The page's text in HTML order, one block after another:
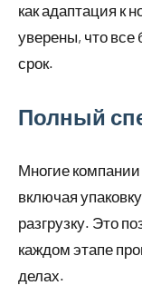
как адаптация к
уверены, что все
срок.
Полный
Многие
включая
разгрузку. Это
каждом этапе
делах.